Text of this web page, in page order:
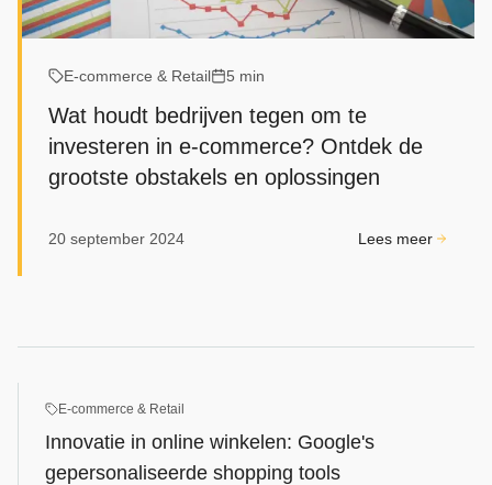
E‑commerce & Retail 5 min
Wat houdt bedrijven tegen om te
investeren in e-commerce? Ontdek de
grootste obstakels en oplossingen
20 september 2024 Lees meer
E‑commerce & Retail
Innovatie in online winkelen: Google's
gepersonaliseerde shopping tools